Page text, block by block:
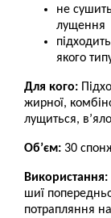
не
лущення
якого
Для кого:
жирної,
лущиться,
Об’єм: 30
Використання:
шиї
потрапляння